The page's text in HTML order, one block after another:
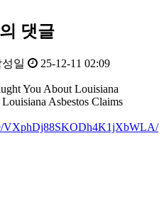
의 댓글
성일 25-12-11 02:09
You About Louisiana
Asbestos Claims
VXphDj88SKODh4K1jXbWLA/